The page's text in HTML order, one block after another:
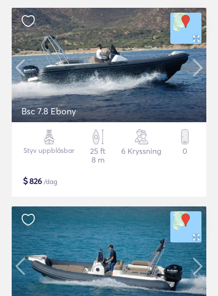
Bsc 7.8 Ebony
Styv uppblåsbar
25 ft
8 m
6 Kryssning 0
$826 /dag